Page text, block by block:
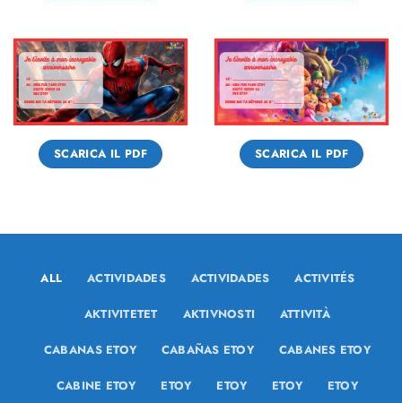
SCARICA IL PDF SCARICA IL PDF
ALL ACTIVIDADES ACTIVIDADES ACTIVITÉS
AKTIVITETET AKTIVNOSTI ATTIVITÀ
CABANAS ETOY CABAÑAS ETOY CABANES ETOY
CABINE ETOY ETOY ETOY ETOY ETOY